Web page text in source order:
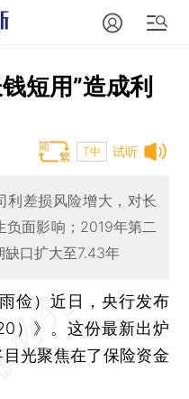
短用”造成利
试听
T中
利差损风险增大，对长
负面影响；2019年第二
口扩大至7.43年
俭） 近日，央行发布
）》。这份最新出炉
光聚焦在了保险资金